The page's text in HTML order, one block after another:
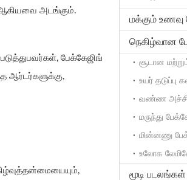
ஆகியவை அடங்கும்.
பேக்கேஜிங்
ஆர்டர்களுக்கு,
மக்கும்
நெகிழ்வான
சூடான
உயர்
வண்ண
மருந்து
மின்னணு
உலோக
மூடி படலங்கள்